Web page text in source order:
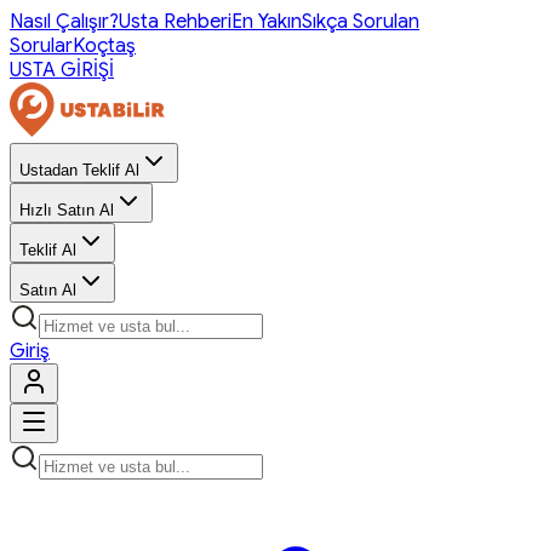
Nasıl Çalışır?Usta RehberiEn YakınSıkça Sorulan
SorularKoçtaş
USTA GİRİŞİ
Ustadan Teklif Al
Hızlı Satın Al
Teklif Al
Satın Al
Giriş